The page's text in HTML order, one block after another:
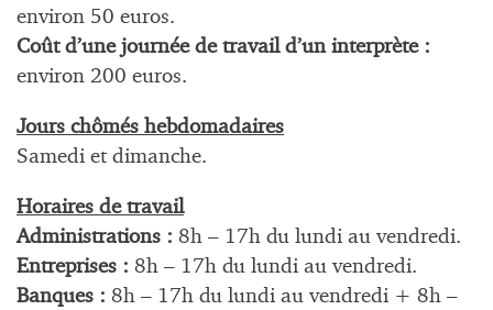
environ 50 euros.
Coût d’une journée de travail d’un interprète :
environ 200 euros.
Jours chômés hebdomadaires
Samedi et dimanche.
Horaires de travail
Administrations : 8h – 17h du lundi au vendredi.
Entreprises : 8h – 17h du lundi au vendredi.
Banques : 8h – 17h du lundi au vendredi + 8h –